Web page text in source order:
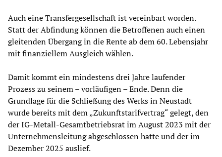
Auch eine Transfergesellschaft ist vereinbart worden.
Statt der Abfindung können die Betroffenen auch einen
gleitenden Übergang in die Rente ab dem 60. Lebensjahr
mit finanziellem Ausgleich wählen.
Damit kommt ein mindestens drei Jahre laufender
Prozess zu seinem – vorläufigen – Ende. Denn die
Grundlage für die Schließung des Werks in Neustadt
wurde bereits mit dem „Zukunftstarifvertrag“ gelegt, den
der IG-Metall-Gesamtbetriebsrat im August 2023 mit der
Unternehmensleitung abgeschlossen hatte und der im
Dezember 2025 auslief.